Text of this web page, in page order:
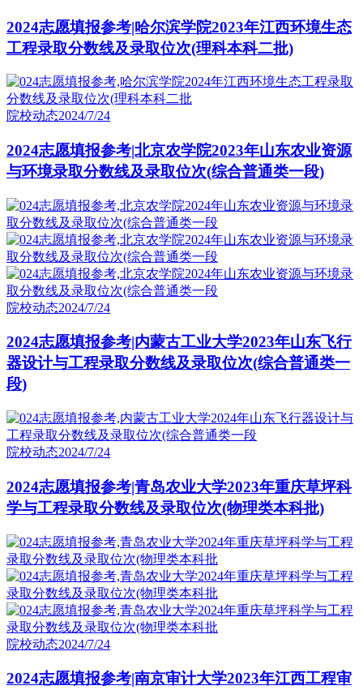
2024志愿填报参考|哈尔滨学院2023年江西环境生态
工程录取分数线及录取位次(理科本科二批)
院校动态2024/7/24
2024志愿填报参考|北京农学院2023年山东农业资源
与环境录取分数线及录取位次(综合普通类一段)
院校动态2024/7/24
2024志愿填报参考|内蒙古工业大学2023年山东飞行
器设计与工程录取分数线及录取位次(综合普通类一
段)
院校动态2024/7/24
2024志愿填报参考|青岛农业大学2023年重庆草坪科
学与工程录取分数线及录取位次(物理类本科批)
院校动态2024/7/24
2024志愿填报参考|南京审计大学2023年江西工程审